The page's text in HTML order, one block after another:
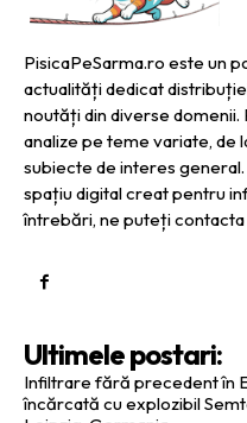
PisicaPeSarma.ro este un
actualități dedicat
noutăți din diverse
analize pe teme variate, de
subiecte de interes
spațiu digital creat pentru
întrebări, ne puteți
Ultimele postari:
Infiltrare fără precedent în
încărcată cu explozibil